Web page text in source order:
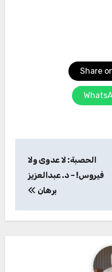
Share
الحصبة: لا عدوى ولا
فيروس! – د. عبدالعزيز
برهان